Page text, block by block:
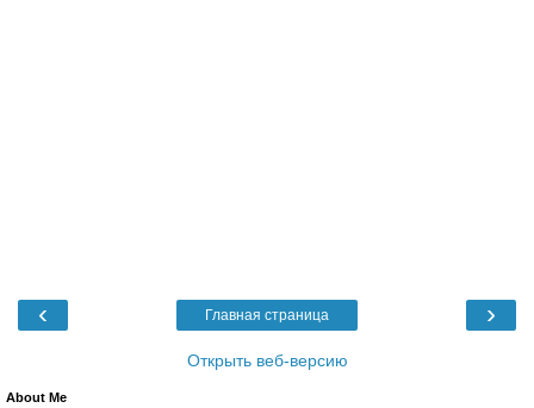
‹ ›
Главная страница
Открыть веб-версию
About Me